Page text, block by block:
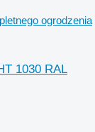
ogrodzenia
1030 RAL